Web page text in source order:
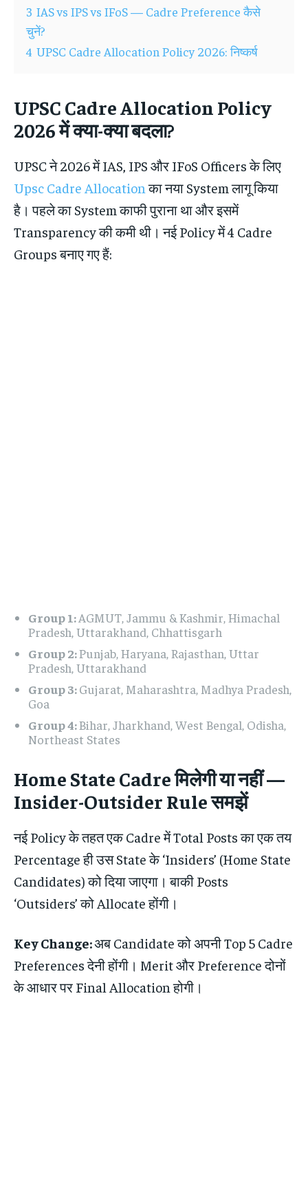
3 IAS vs IPS vs IFoS — Cadre Preference कैसे
चुनें?
4 UPSC Cadre Allocation Policy 2026: निष्कर्ष
UPSC Cadre Allocation Policy
2026 में क्या-क्या बदला?
UPSC ने 2026 में IAS, IPS और IFoS Officers के लिए
Upsc Cadre Allocation का नया System लागू किया
है। पहले का System काफी पुराना था और इसमें
Transparency की कमी थी। नई Policy में 4 Cadre
Groups बनाए गए हैं:
Group 1:AGMUT, Jammu & Kashmir, Himachal
Pradesh, Uttarakhand, Chhattisgarh
Group 2:Punjab, Haryana, Rajasthan, Uttar
Pradesh, Uttarakhand
Group 3:Gujarat, Maharashtra, Madhya Pradesh,
Goa
Group 4:Bihar, Jharkhand, West Bengal, Odisha,
Northeast States
Home State Cadre मिलेगी या नहीं —
Insider-Outsider Rule समझें
नई Policy के तहत एक Cadre में Total Posts का एक तय
Percentage ही उस State के ‘Insiders’ (Home State
Candidates) को दिया जाएगा। बाकी Posts
‘Outsiders’ को Allocate होंगी।
Key Change:अब Candidate को अपनी Top 5 Cadre
Preferences देनी होंगी। Merit और Preference दोनों
के आधार पर Final Allocation होगी।